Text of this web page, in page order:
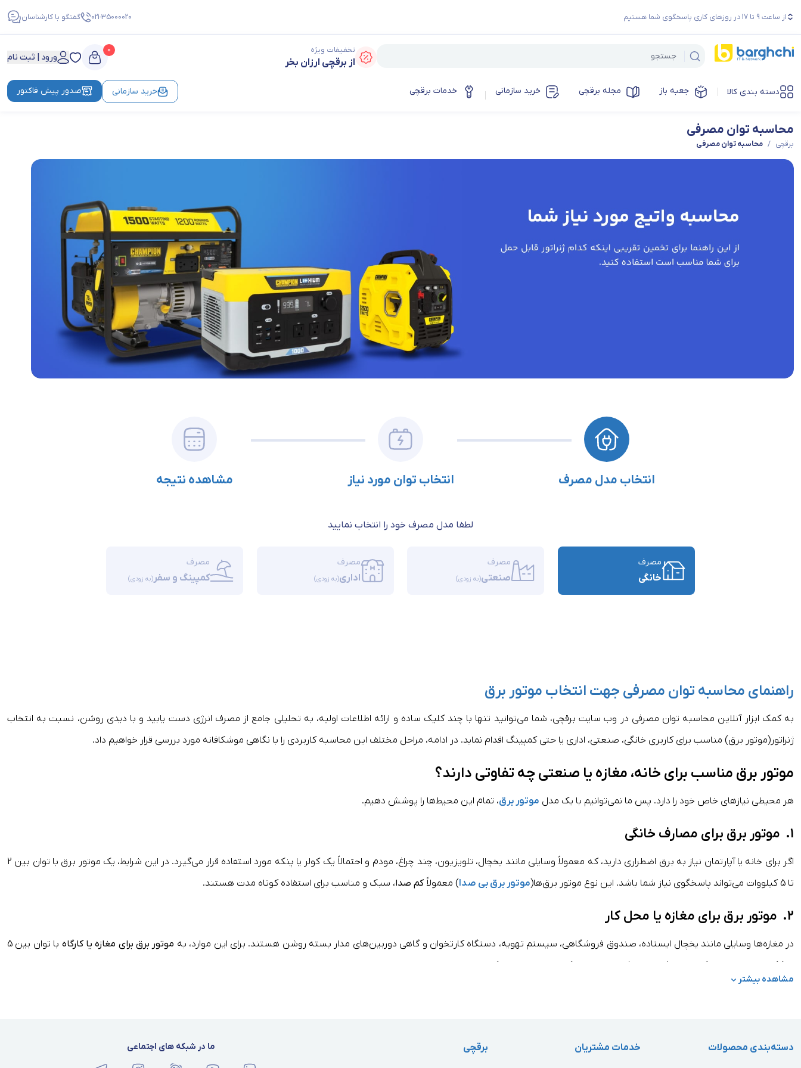
از ساعت 9 تا 17 در روزهای کاری پاسخگوی شما هستیم 021-35000020 گفتگو با کارشناسان
تخفیفات ویژه
از برقچی ارزان بخر
0
ورود | ثبت نام
دسته بندی کالا جعبه باز مجله برقچی خرید سازمانی خدمات برقچی خرید سازمانی صدور پیش فاکتور
محاسبه توان مصرفی
برقچی / محاسبه توان مصرفی
انتخاب مدل مصرف انتخاب توان مورد نیاز مشاهده نتیجه
لطفا مدل مصرف خود را انتخاب نمایید
مصرف
خانگی
مصرف
صنعتی(به زودی)
مصرف
اداری(به زودی)
مصرف
کمپینگ و سفر(به زودی)
راهنمای محاسبه توان مصرفی جهت انتخاب موتور برق
به کمک ابزار آنلاین محاسبه توان مصرفی در وب سایت برقچی، شما می‌توانید تنها با چند کلیک ساده و ارائه اطلاعات اولیه، به تحلیلی جامع از مصرف انرژی دست یابید و با دیدی روشن، نسبت به انتخاب
ژنراتور(موتور برق) مناسب برای کاربری خانگی، صنعتی، اداری یا حتی کمپینگ اقدام نماید. در ادامه، مراحل مختلف این محاسبه کاربردی را با نگاهی موشکافانه مورد بررسی قرار خواهیم داد.
موتور برق مناسب برای خانه، مغازه یا صنعتی چه تفاوتی دارند؟
هر محیطی نیازهای خاص خود را دارد. پس ما نمی‌توانیم با یک مدل موتور برق، تمام این محیط‌ها را پوشش دهیم.
1. موتور برق برای مصارف خانگی
اگر برای خانه یا آپارتمان نیاز به برق اضطراری دارید، که معمولاً وسایلی مانند یخچال، تلویزیون، چند چراغ، مودم و احتمالاً یک کولر یا پنکه مورد استفاده قرار می‌گیرد. در این شرایط، یک موتور برق با توان بین 2
تا 5 کیلووات می‌تواند پاسخگوی نیاز شما باشد. این نوع موتور برق‌ها(
موتور برق بی صدا) معمولاًکم‌ صدا، سبک و مناسب برای استفاده کوتاه ‌مدت هستند.
2. موتور برق برای مغازه یا محل کار
در مغازه‌ها وسایلی مانند یخچال ایستاده، صندوق فروشگاهی، سیستم تهویه، دستگاه کارتخوان و گاهی دوربین‌های مدار بسته روشن هستند. برای این موارد، به موتور برق برای مغازه یا کارگاه
با توان بین 5
بهینه و همینطور مجهز به سیستم خنک ‌کننده هستند.
مشاهده بیشتر
دسته‌بندی محصولات خدمات مشتریان برقچی ما در شبکه های اجتماعی